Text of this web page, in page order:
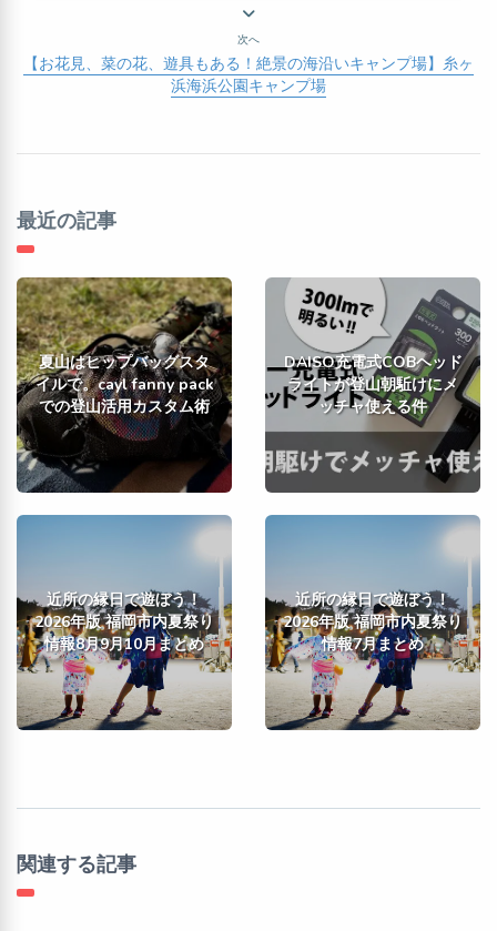
次へ
【お花見、菜の花、遊具もある！絶景の海沿いキャンプ場】糸ヶ
浜海浜公園キャンプ場
最近の記事
夏山はヒップバッグスタ
イルで。cayl fanny pack
での登山活用カスタム術
DAISO充電式COBヘッド
ライトが登山朝駈けにメ
ッチャ使える件
近所の縁日で遊ぼう！
2026年版 福岡市内夏祭り
情報8月9月10月まとめ
近所の縁日で遊ぼう！
2026年版 福岡市内夏祭り
情報7月まとめ
関連する記事